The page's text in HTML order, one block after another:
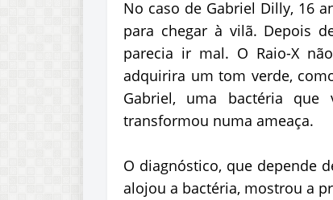
No caso de Gabriel Dilly, 16
para chegar à vilã. Depois
parecia ir mal. O Raio-X
adquirira um tom verde,
Gabriel, uma bactéria que
transformou numa ameaça.
O diagnóstico, que depende
alojou a bactéria, mostrou a